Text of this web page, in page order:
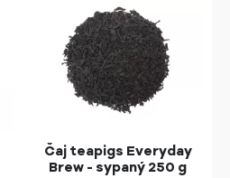
Čaj teapigs Everyday
Brew - sypaný 250 g